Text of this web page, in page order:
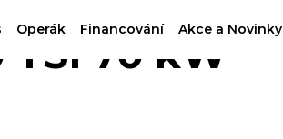
Operák Financování Akce a Novinky
TSI 70 kW